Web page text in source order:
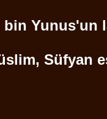
bin Yunus'un
Süfyan